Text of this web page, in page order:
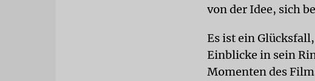
von der Idee, sich
Es ist ein
Einblicke in sein
Momenten des